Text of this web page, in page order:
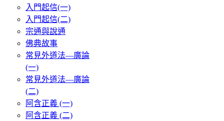
入門起信(一)
入門起信(二)
宗通與說通
佛典故事
常見外道法—廣論
(一)
常見外道法—廣論
(二)
阿含正義 (一)
阿含正義 (二)